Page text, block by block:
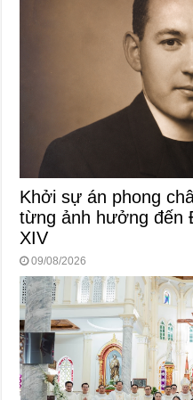
Khởi sự án phong
từng ảnh hưởng đến
XIV
09/08/2026